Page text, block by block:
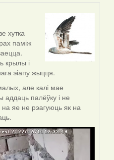
хутка
паміж
крылы і
эіапу жыцця.
але калі мае
палёўку і не
яе не рэагуюць як на